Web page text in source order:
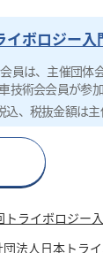
イボロジー入
員は、主催団体
技術会会員が参
込、税抜金額は主
トライボロジー
団法人日本ト